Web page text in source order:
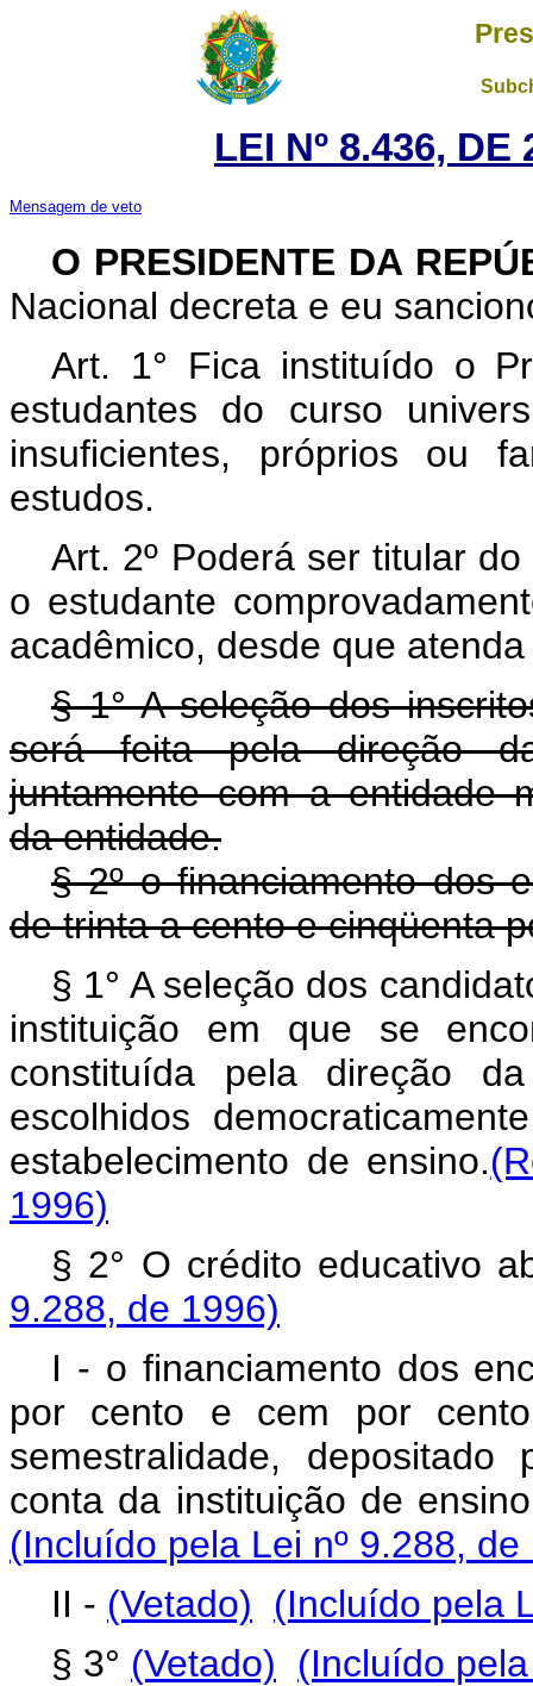
LEI Nº 8.436, DE
Mensagem de veto
O PRESIDENTE DA
Nacional decreta e eu
Art. 1° Fica instituído o
estudantes do curso
insuficientes, próprios ou
estudos.
Art. 2º Poderá ser titular
o estudante
acadêmico, desde que
§ 1° A seleção dos
será feita pela direção
juntamente com a entidade
da entidade.
§ 2º o financiamento dos
de trinta a cento e cinqüenta
§ 1° A seleção dos
instituição em que se
constituída pela direção
escolhidos
estabelecimento de ensino.
1996)
§ 2° O crédito educativo
9.288, de 1996)
I - o financiamento dos
por cento e cem por
semestralidade,
conta da instituição de
(Incluído pela Lei nº 9.288, de
II - (Vetado)
(Incluído pela
§ 3° (Vetado)
(Incluído